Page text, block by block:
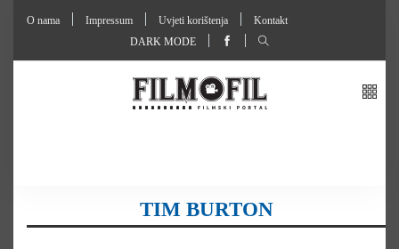
O nama Impressum Uvjeti korištenja
Kontakt
DARK MODE
TIM BURTON